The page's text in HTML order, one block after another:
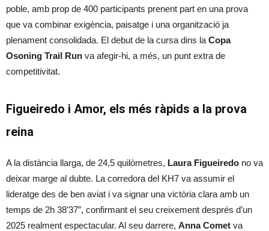
poble, amb prop de 400 participants prenent part en una prova
que va combinar exigència, paisatge i una organització ja
plenament consolidada. El debut de la cursa dins la Copa
Osoning Trail Run va afegir-hi, a més, un punt extra de
competitivitat.
Figueiredo i Amor, els més ràpids a la prova
reina
A la distància llarga, de 24,5 quilòmetres, Laura Figueiredo no va
deixar marge al dubte. La corredora del KH7 va assumir el
lideratge des de ben aviat i va signar una victòria clara amb un
temps de 2h 38’37”, confirmant el seu creixement després d’un
2025 realment espectacular. Al seu darrere, Anna Comet va